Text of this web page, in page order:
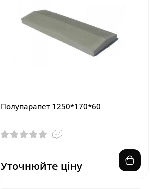
Полупарапет 1250*170*60
Уточнюйте ціну